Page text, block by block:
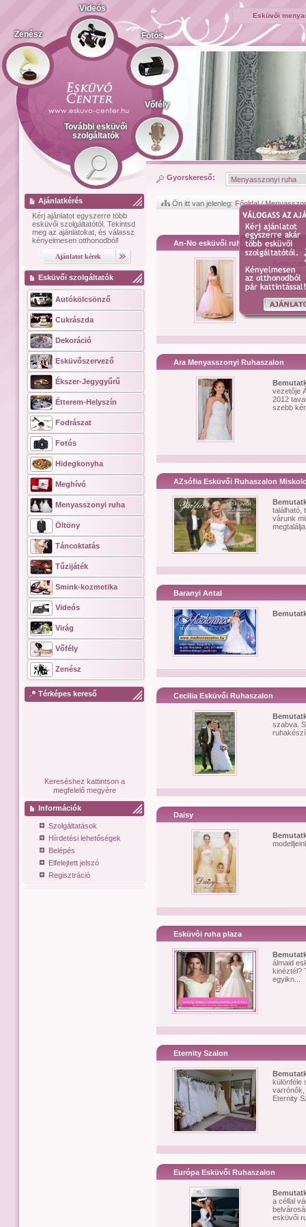
Esküvői
Zenész
Videós
Fotós
Vőfély
További esküvői
szolgáltatók
Ajánlatkérés
Kérj ajánlatot egyszerre több
esküvői szolgáltatótól. Tekintsd
meg az ajánlatokat, és válassz
kényelmesen otthonodból!
Esküvői szolgáltatók
Autókölcsönző
Cukrászda
Dekoráció
Esküvőszervező
Ékszer-Jegygyűrű
Étterem-Helyszín
Fodrászat
Fotós
Hidegkonyha
Meghívó
Menyasszonyi ruha
Öltöny
Táncoktatás
Tűzijáték
Smink-kozmetika
Videós
Virág
Vőfély
Zenész
Térképes kereső
Kereséshez kattintson a
megfelelő megyére
Információk
Szolgáltatások
Hírdetési lehetőségek
Belépés
Elfelejtett jelszó
Regisztráció
Gyorskereső:
Ön itt van jelenleg: Főoldal/
An-No esküvői ruhaszalon
képet ,de
Ara Menyasszonyi Ruhaszalon
vezetője
2012
szebb
AZsófia Esküvői Ruhaszalon Miskolc
található,
várunk
Baranyi Antal
Cecilia Esküvői Ruhaszalon
szabva.
Daisy
Esküvôi ruha plaza
álmaid
kinéztél?
egyikn...
Eternity Szalon
különféle
varrónők,
Eternity
Európa Esküvői Ruhaszalon
a céllal
esküvői